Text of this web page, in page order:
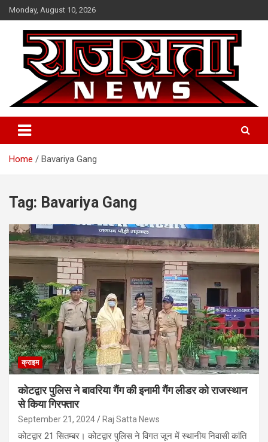
Skip
to
content
Monday, August 10, 2026
Raj Satta News
Home Bavariya Gang
Tag: Bavariya Gang
क्राइम
कोटद्वार पुलिस ने बावरिया गैंग की इनामी गैंग लीडर को राजस्थान
से किया गिरफ्तार
September 21, 2024 Raj Satta News
कोटद्वार 21 सितम्बर। कोटद्वार पुलिस ने विगत जून में स्थानीय निवासी कांति